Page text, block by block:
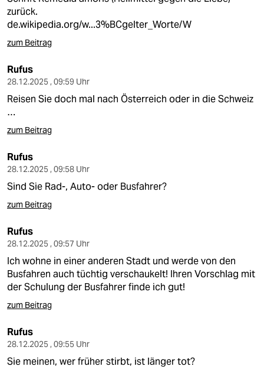
zurück.
de.wikipedia.org/w...3%BCgelter_Worte/W
zum Beitrag
Rufus
28.12.2025 , 09:59 Uhr
Reisen Sie doch mal nach Österreich oder in die Schweiz
…
zum Beitrag
Rufus
28.12.2025 , 09:58 Uhr
Sind Sie Rad-, Auto- oder Busfahrer?
zum Beitrag
Rufus
28.12.2025 , 09:57 Uhr
Ich wohne in einer anderen Stadt und werde von den
Busfahren auch tüchtig verschaukelt! Ihren Vorschlag mit
der Schulung der Busfahrer finde ich gut!
zum Beitrag
Rufus
28.12.2025 , 09:55 Uhr
Sie meinen, wer früher stirbt, ist länger tot?